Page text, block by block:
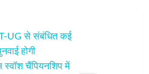
UG से संबंधित कई
होगी
स्‍वॉश चैंपियनशिप में